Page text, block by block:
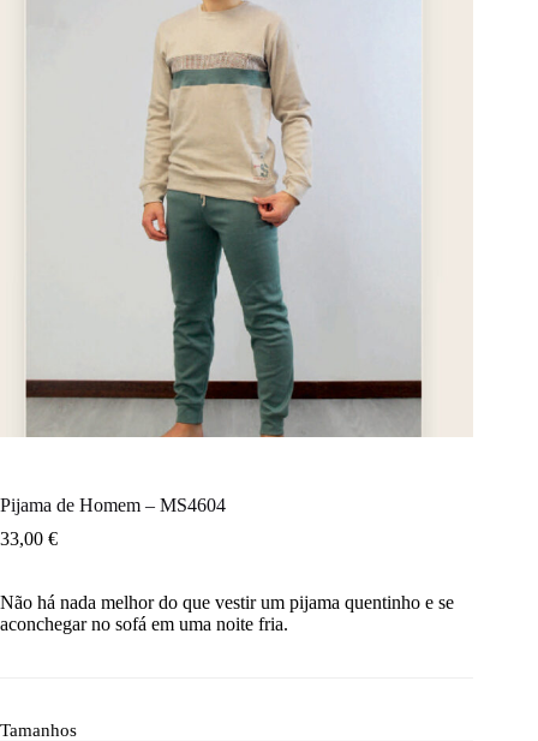
Pijama de Homem – MS4604
33,00 €
Não há nada melhor do que vestir um pijama quentinho e se
aconchegar no sofá em uma noite fria.
Tamanhos